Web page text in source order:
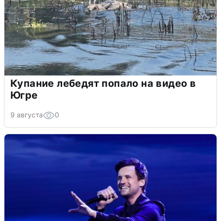
Купание лебедят попало на видео в
Югре
9 августа 0